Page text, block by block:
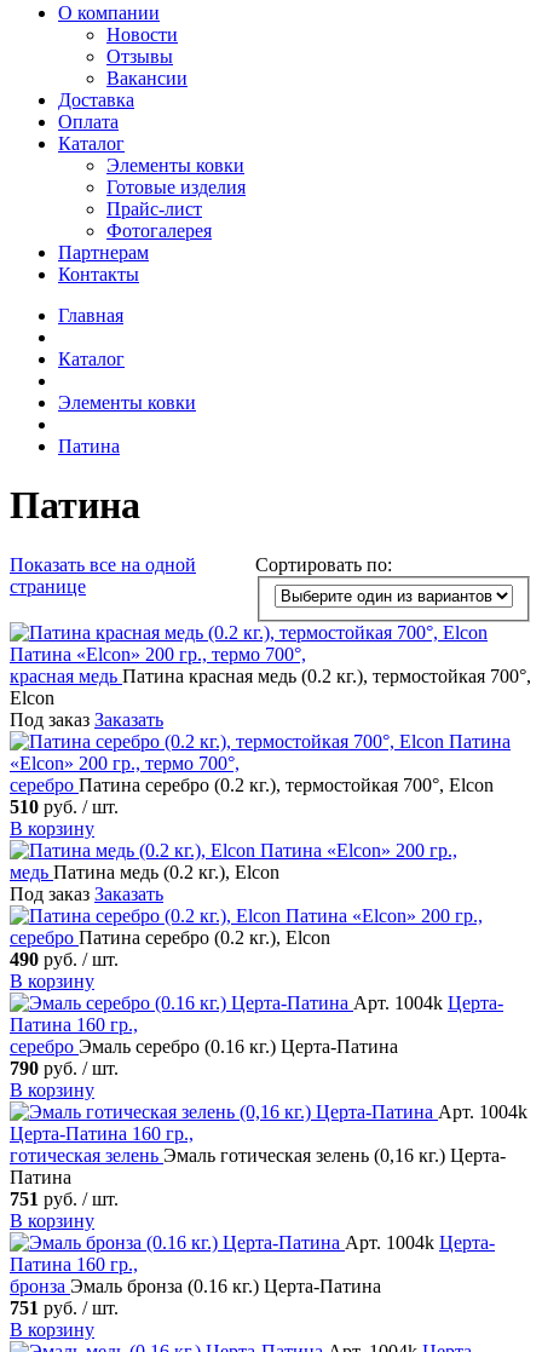
О компании
Новости
Отзывы
Вакансии
Доставка
Оплата
Каталог
Элементы ковки
Готовые изделия
Прайс-лист
Фотогалерея
Партнерам
Контакты
Главная
Каталог
Элементы ковки
Патина
Патина
Сортировать по:
Показать все на одной
странице
Патина «Elcon» 200 гр., термо 700°,
красная медь Патина красная медь (0.2 кг.), термостойкая 700°,
Elcon
Под заказ Заказать
Патина
«Elcon» 200 гр., термо 700°,
серебро Патина серебро (0.2 кг.), термостойкая 700°, Elcon
510 руб. / шт.
В корзину
Патина «Elcon» 200 гр.,
медь Патина медь (0.2 кг.), Elcon
Под заказ Заказать
Патина «Elcon» 200 гр.,
серебро Патина серебро (0.2 кг.), Elcon
490 руб. / шт.
В корзину
Арт. 1004k Церта-
Патина 160 гр.,
серебро Эмаль серебро (0.16 кг.) Церта-Патина
790 руб. / шт.
В корзину
Арт. 1004k
Церта-Патина 160 гр.,
готическая зелень Эмаль готическая зелень (0,16 кг.) Церта-
Патина
751 руб. / шт.
В корзину
Арт. 1004k Церта-
Патина 160 гр.,
бронза Эмаль бронза (0.16 кг.) Церта-Патина
751 руб. / шт.
В корзину